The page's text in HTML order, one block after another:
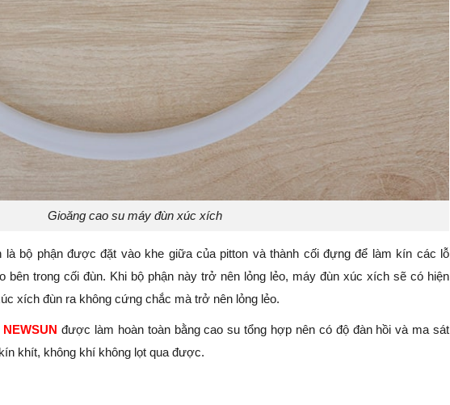
Gioăng cao su máy đùn xúc xích
bộ phận được đặt vào khe giữa của pitton và thành cối đựng để làm kín các lỗ
bên trong cối đùn. Khi bộ phận này trở nên lỏng lẻo, máy đùn xúc xích sẽ có hiện
xích đùn ra không cứng chắc mà trở nên lỏng lẻo.
NEWSUN được làm hoàn toàn bằng cao su tổng hợp nên có độ đàn hồi và ma sát
khít, không khí không lọt qua được.